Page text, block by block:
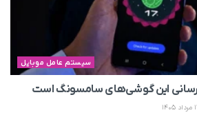
سیستم عامل موبایل